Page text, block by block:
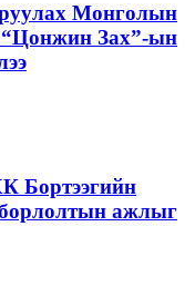
Монголын
“Цонжин Зах”-ын
Бортээгийн
ажлыг